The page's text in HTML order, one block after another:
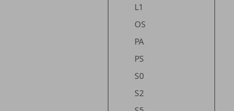
L1
OS
PA
PS
S0
S2